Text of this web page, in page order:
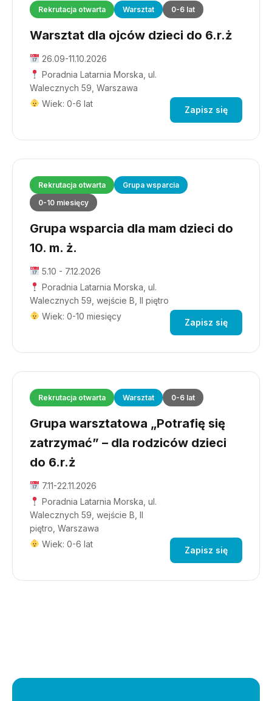
Rekrutacja otwarta Warsztat 0-6 lat
Warsztat dla ojców dzieci do 6.r.ż
26.09-11.10.2026
Poradnia Latarnia Morska, ul.
Walecznych 59, Warszawa
Wiek: 0-6 lat
Zapisz się
Rekrutacja otwarta
Grupa wsparcia
0-10 miesięcy
Grupa wsparcia dla mam dzieci do
10. m. ż.
5.10 - 7.12.2026
Poradnia Latarnia Morska, ul.
Walecznych 59, wejście B, II piętro
Wiek: 0-10 miesięcy
Zapisz się
Rekrutacja otwarta Warsztat 0-6 lat
Grupa warsztatowa „Potrafię się
zatrzymać” – dla rodziców dzieci
do 6.r.ż
7.11-22.11.2026
Poradnia Latarnia Morska, ul.
Walecznych 59, wejście B, II
piętro, Warszawa
Wiek: 0-6 lat
Zapisz się